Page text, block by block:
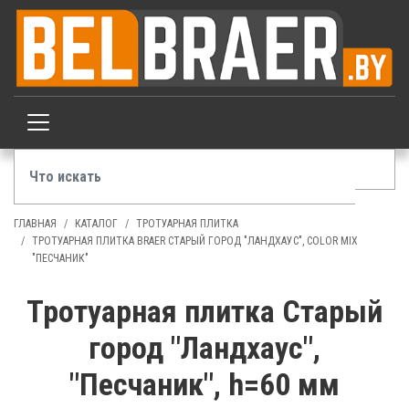
ГЛАВНАЯ КАТАЛОГ
ТРОТУАРНАЯ ПЛИТКА
ТРОТУАРНАЯ ПЛИТКА BRAER СТАРЫЙ ГОРОД "ЛАНДХАУС", COLOR MIX
"ПЕСЧАНИК"
Тротуарная плитка Старый
город "Ландхаус",
"Песчаник", h=60 мм